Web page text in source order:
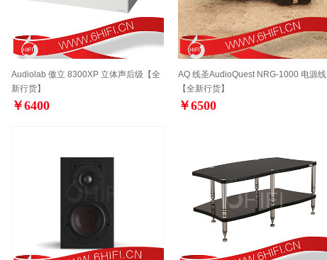
Audiolab 傲立 8300XP 立体声后级【全
新行货】
￥6400
AQ 线圣AudioQuest NRG-1000 电源线
【全新行货】
￥6500